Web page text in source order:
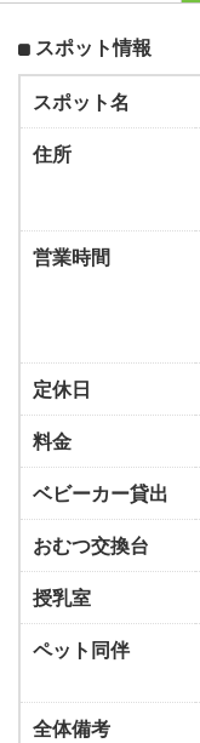
スポット情報
スポット名
住所
営業時間
定休日
料金
ベビーカー貸出
おむつ交換台
授乳室
ペット同伴
全体備考